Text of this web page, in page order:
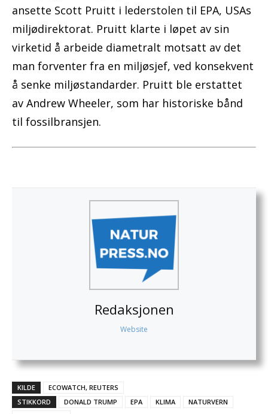
ansette Scott Pruitt i lederstolen til EPA, USAs
miljødirektorat. Pruitt klarte i løpet av sin
virketid å arbeide diametralt motsatt av det
man forventer fra en miljøsjef, ved konsekvent
å senke miljøstandarder. Pruitt ble erstattet
av Andrew Wheeler, som har historiske bånd
til fossilbransjen.
Redaksjonen
Website
KILDE
ECOWATCH, REUTERS
STIKKORD
DONALD TRUMP EPA KLIMA
NATURVERN